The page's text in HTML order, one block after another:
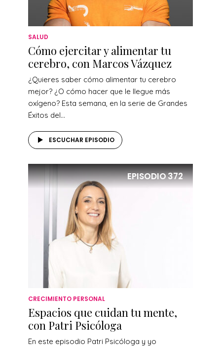
SALUD
Cómo ejercitar y alimentar tu
cerebro, con Marcos Vázquez
¿Quieres saber cómo alimentar tu cerebro
mejor? ¿O cómo hacer que le llegue más
oxígeno? Esta semana, en la serie de Grandes
Éxitos del...
ESCUCHAR EPISODIO
EPISODIO372
CRECIMIENTO PERSONAL
Espacios que cuidan tu mente,
con Patri Psicóloga
En este episodio Patri Psicóloga y yo